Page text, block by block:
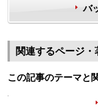
バ
関連するページ・
この記事のテーマと